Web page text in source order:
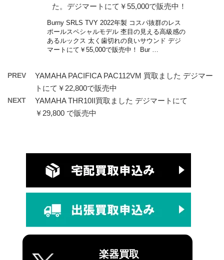
た。デジマートにて￥55,000で販売中！
Burny SRLS TVY 2022年製 コスパ抜群のレス
ポールスペシャルモデル 杢目の見える高級感の
あるルックス 太く歯切れの良いサウンド デジ
マートにて￥55,000で販売中！ Bur …
PREV
YAMAHA PACIFICA PAC112VM 買取ました デジマー
トにて￥22,800で販売中
NEXT
YAMAHA THR10II買取ました デジマートにて
￥29,800 で販売中
楽器買取